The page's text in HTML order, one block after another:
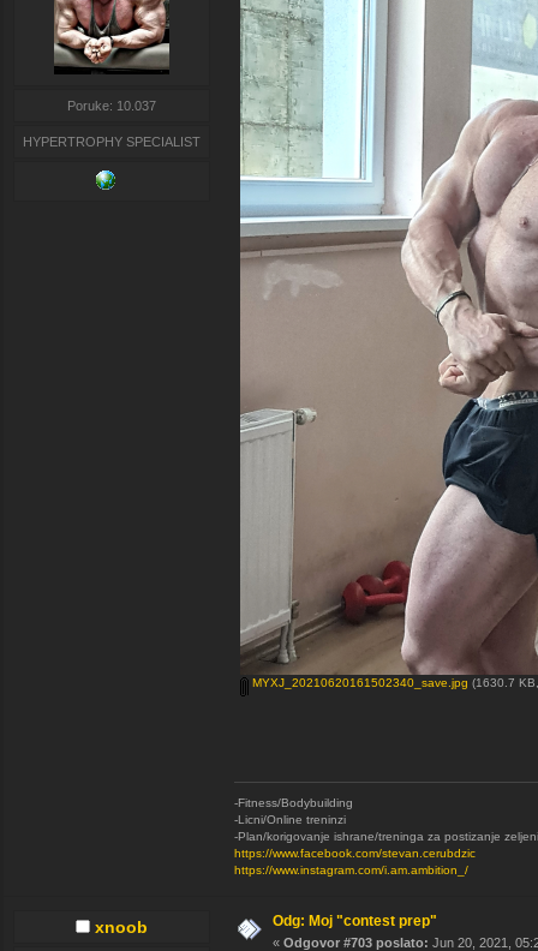
Poruke: 10.037
HYPERTROPHY SPECIALIST
MYXJ_20210620161502340_save.jpg (1630.7
-Fitness/Bodybuilding
-Licni/Online treninzi
-Plan/korigovanje ishrane/treninga za postizanje
https://www.facebook.com/stevan.cerubdzic
https://www.instagram.com/i.am.ambition_/
xnoob Odg: Moj "contest prep"
« Odgovor #703 poslato: Jun 20, 2021,